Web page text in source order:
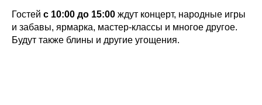
Гостей с 10:00 до 15:00 ждут концерт, народные игры
и забавы, ярмарка, мастер-классы и многое другое.
Будут также блины и другие угощения.